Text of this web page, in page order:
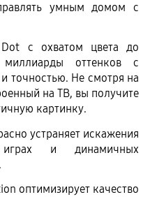
умным домом с
Dot с охватом цвета до
миллиарды оттенков с
точностью. Не смотря на
на ТВ, вы получите
картинку.
устраняет искажения
и динамичных
оптимизирует качество